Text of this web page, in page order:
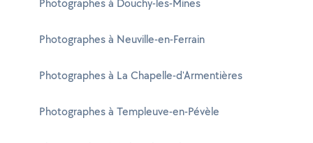
Photographes à Douchy-les-Mines
Photographes à Neuville-en-Ferrain
Photographes à La Chapelle-d'Armentières
Photographes à Templeuve-en-Pévèle